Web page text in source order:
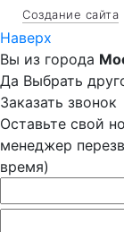
Создание сайта
Наверх
Вы из города
Да Выбрать
Заказать звонок
Оставьте свой
менеджер
время)